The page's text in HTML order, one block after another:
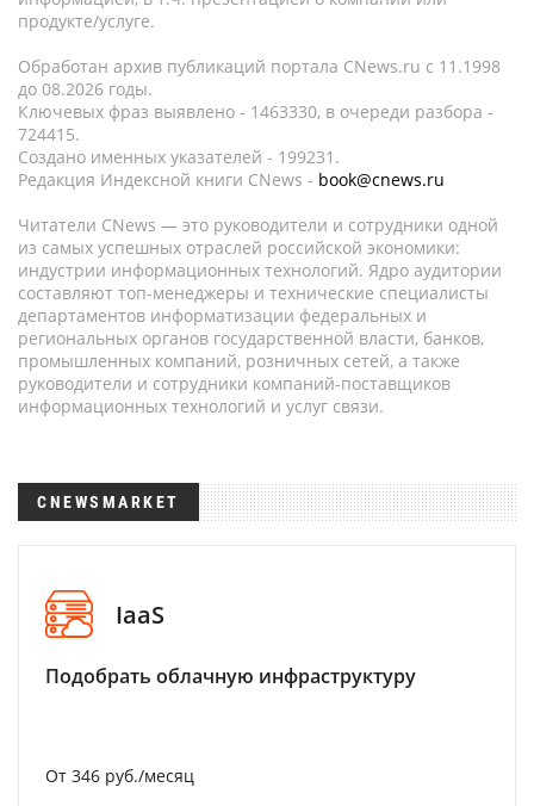
продукте/услуге.
Обработан архив публикаций портала CNews.ru c 11.1998
до 08.2026 годы.
Ключевых фраз выявлено - 1463330, в очереди разбора -
724415.
Создано именных указателей - 199231.
Редакция Индексной книги CNews - book@cnews.ru
Читатели CNews — это руководители и сотрудники одной
из самых успешных отраслей российской экономики:
индустрии информационных технологий. Ядро аудитории
составляют топ-менеджеры и технические специалисты
департаментов информатизации федеральных и
региональных органов государственной власти, банков,
промышленных компаний, розничных сетей, а также
руководители и сотрудники компаний-поставщиков
информационных технологий и услуг связи.
CNEWSMARKET
IaaS
Подобрать облачную инфраструктуру
От 346 руб./месяц